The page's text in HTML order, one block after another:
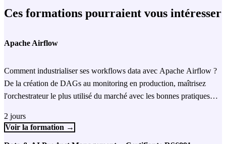
Ces formations pourraient vous intéresser
Apache Airflow
Comment industrialiser ses workflows data avec Apache Airflow ?
De la création de DAGs au monitoring en production, maîtrisez
l'orchestrateur le plus utilisé du marché avec les bonnes pratiques
2 jours
Voir la formation →